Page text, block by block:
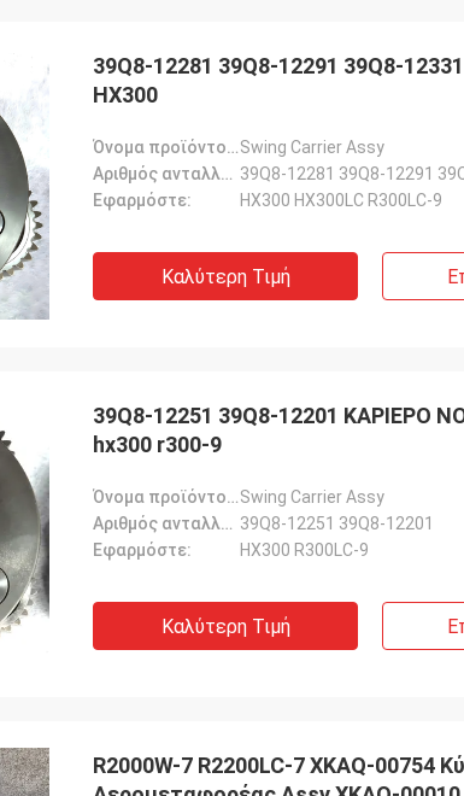
39Q8-12281 39Q8-12291 39Q8-
HX300
Όνομα προϊόντος::Swing Carrier Assy
Αριθμός ανταλλακτικού:: 39Q8-12281 39Q8-12291
Εφαρμόστε:
HX300 HX300LC R300LC-9
Καλύτερη Τιμή
39Q8-12251 39Q8-12201 ΚΑΡΙΕΡΟ
hx300 r300-9
Όνομα προϊόντος::Swing Carrier Assy
Αριθμός ανταλλακτικού:: 39Q8-12251 39Q8-12201
Εφαρμόστε:
HX300 R300LC-9
Καλύτερη Τιμή
R2000W-7 R2200LC-7 XKAQ-00754